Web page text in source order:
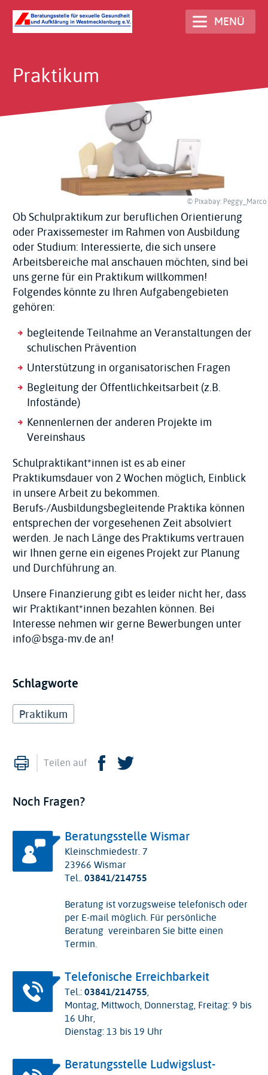
Direkt
zum
MENÜ
Praktikum
© Pixabay: Peggy_Marco
Ob Schulpraktikum zur beruflichen Orientierung
oder Praxissemester im Rahmen von Ausbildung
oder Studium: Interessierte, die sich unsere
Arbeitsbereiche mal anschauen möchten, sind bei
uns gerne für ein Praktikum willkommen!
Folgendes könnte zu Ihren Aufgabengebieten
gehören:
begleitende Teilnahme an Veranstaltungen der
schulischen Prävention
Unterstützung in organisatorischen Fragen
Begleitung der Öffentlichkeitsarbeit (z.B.
Infostände)
Kennenlernen der anderen Projekte im
Vereinshaus
Schulpraktikant*innen ist es ab einer
Praktikumsdauer von 2 Wochen möglich, Einblick
in unsere Arbeit zu bekommen.
Berufs-/Ausbildungsbegleitende Praktika können
entsprechen der vorgesehenen Zeit absolviert
werden. Je nach Länge des Praktikums vertrauen
wir Ihnen gerne ein eigenes Projekt zur Planung
und Durchführung an.
Unsere Finanzierung gibt es leider nicht her, dass
wir Praktikant*innen bezahlen können. Bei
Interesse nehmen wir gerne Bewerbungen unter
info@bsga-mv.de an!
Schlagworte
Praktikum
Drucken
Teilen auf Facebook
Noch Fragen?
Beratungsstelle Wismar
Kleinschmiedestr. 7
23966 Wismar
Tel..03841/214755
Beratung ist vorzugsweise telefonisch oder
per E-mail möglich. Für persönliche
Beratung vereinbaren Sie bitte einen
Termin.
Telefonische Erreichbarkeit
Tel.:03841/214755,
Montag, Mittwoch, Donnerstag, Freitag: 9 bis
16 Uhr,
Dienstag: 13 bis 19 Uhr
Beratungsstelle Ludwigslust-